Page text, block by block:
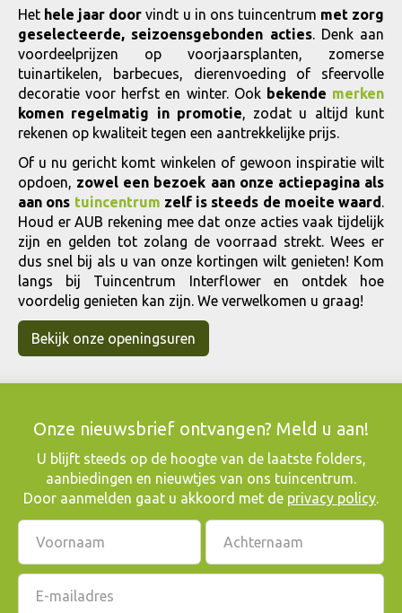
Het hele jaar door vindt u in ons tuincentrum met zorg
geselecteerde, seizoensgebonden acties. Denk aan
voordeelprijzen op voorjaarsplanten, zomerse
tuinartikelen, barbecues, dierenvoeding of sfeervolle
decoratie voor herfst en winter. Ook bekende merken
komen regelmatig in promotie, zodat u altijd kunt
rekenen op kwaliteit tegen een aantrekkelijke prijs.
Of u nu gericht komt winkelen of gewoon inspiratie wilt
opdoen, zowel een bezoek aan onze actiepagina als
aan ons tuincentrum zelf is steeds de moeite waard.
Houd er AUB rekening mee dat onze acties vaak tijdelijk
zijn en gelden tot zolang de voorraad strekt. Wees er
dus snel bij als u van onze kortingen wilt genieten! Kom
langs bij Tuincentrum Interflower en ontdek hoe
voordelig genieten kan zijn. We verwelkomen u graag!
Bekijk onze openingsuren
Onze nieuwsbrief ontvangen? Meld u aan!
​U blijft steeds op de hoogte van de laatste folders,
aanbiedingen en nieuwtjes van ons tuincentrum.
Door aanmelden gaat u akkoord met de privacy policy.